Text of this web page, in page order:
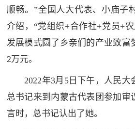
顺畅。”全国人大代表、小庙子
介绍，“党组织+合作社+党员+
发展模式圆了乡亲们的产业致富
2万元。
2022年3月5日下午，人民大
总书记来到内蒙古代表团参加审
言时，总书记认出了她。